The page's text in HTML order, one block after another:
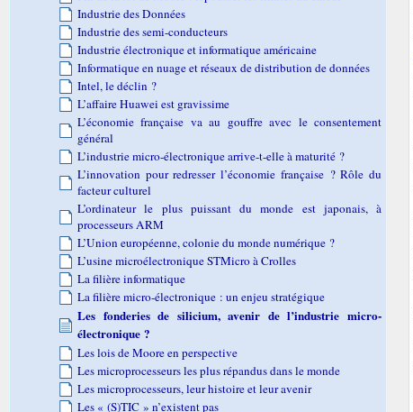
Industrie des Données
Industrie des semi-conducteurs
Industrie électronique et informatique américaine
Informatique en nuage et réseaux de distribution de données
Intel, le déclin ?
L’affaire Huawei est gravissime
L’économie française va au gouffre avec le consentement
général
L’industrie micro-électronique arrive-t-elle à maturité ?
L’innovation pour redresser l’économie française ? Rôle du
facteur culturel
L’ordinateur le plus puissant du monde est japonais, à
processeurs ARM
L’Union européenne, colonie du monde numérique ?
L’usine microélectronique STMicro à Crolles
La filière informatique
La filière micro-électronique : un enjeu stratégique
Les fonderies de silicium, avenir de l’industrie micro-
électronique ?
Les lois de Moore en perspective
Les microprocesseurs les plus répandus dans le monde
Les microprocesseurs, leur histoire et leur avenir
Les « (S)TIC » n’existent pas